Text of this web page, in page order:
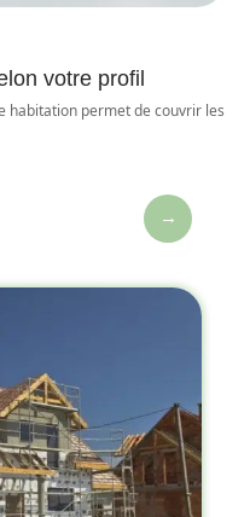
votre profil
habitation permet de couvrir les